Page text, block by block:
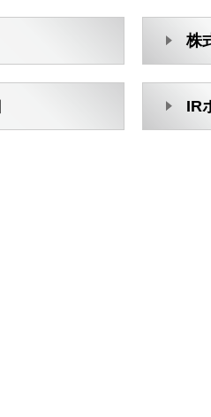
株
IR